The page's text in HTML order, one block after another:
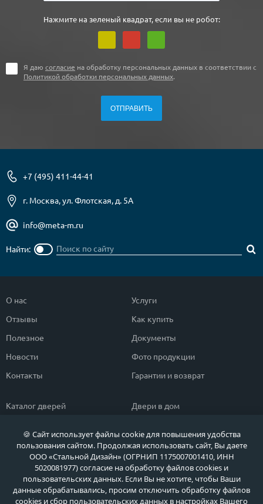
Нажмите на зеленый квадрат, если вы не робот:
Я даю согласие на обработку персональных данных в соответствии с
Политикой обработки персональных данных.
+7 (495) 411-44-41
г. Москва, ул. Флотская, д. 5А
info@meta-m.ru
Найти:
О нас
Отзывы
Полезное
Новости
Контакты
Услуги
Как купить
Документы
Фото продукции
Гарантии и возврат
Каталог дверей
Популярные двери
Быстрый подбор двери
Двери класса ЭКОНОМ
Двери в дом
Двери в квартиру
Тамбурные двери
Противопожарные двери
🍪 Сайт использует файлы cookie для повышения удобства
пользования сайтом. Продолжая использовать сайт, Вы даете
ООО «Стальной Дизайн» (ОГРНИП 1175007001410, ИНН
5020081977) согласие на обработку файлов cookies и
пользовательских данных. Если Вы не хотите, чтобы Ваши
данные обрабатывались, просим отключить обработку файлов
cookies и сбор пользовательских данных в настройках Вашего